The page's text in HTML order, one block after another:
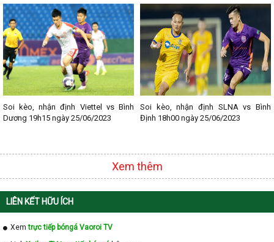
Soi kèo, nhận định Viettel vs Bình
Dương 19h15 ngày 25/06/2023
Soi kèo, nhận định SLNA vs Bình
Định 18h00 ngày 25/06/2023
Xem thêm
LIÊN KẾT HỮU ÍCH
Xemtrực tiếp bóngá Vaoroi TV